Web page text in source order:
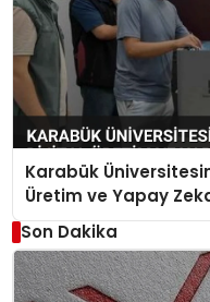
Karabük
Üretim ve Yapay
Son Dakika